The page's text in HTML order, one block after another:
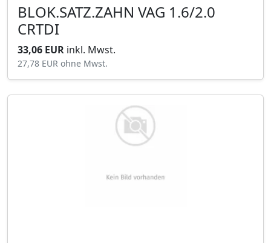
BLOK.SATZ.ZAHN VAG 1.6/2.0
CRTDI
33,06 EUR inkl. Mwst.
27,78 EUR ohne Mwst.